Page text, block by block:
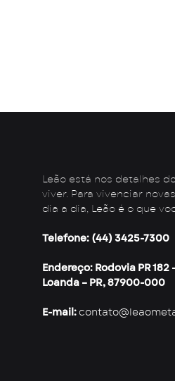
Leão está nos detalhes
viver. Para vivenciar
dia a dia, Leão é o que
Telefone: (44) 3425-7300
Endereço: Rodovia PR 182
Loanda – PR, 87900-000
E-mail: